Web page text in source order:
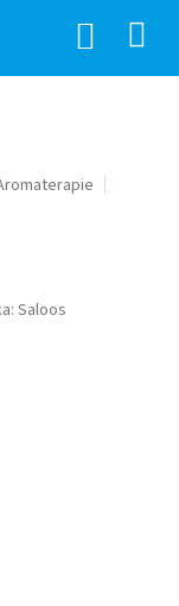
Saloos